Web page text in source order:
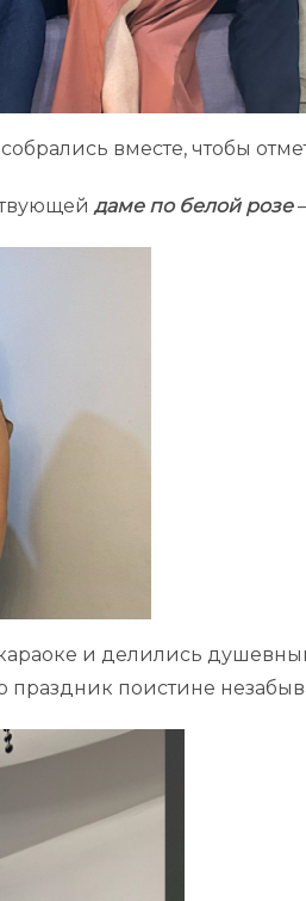
собрались вместе, чтобы
даме по белой розе
и делились
праздник поистине